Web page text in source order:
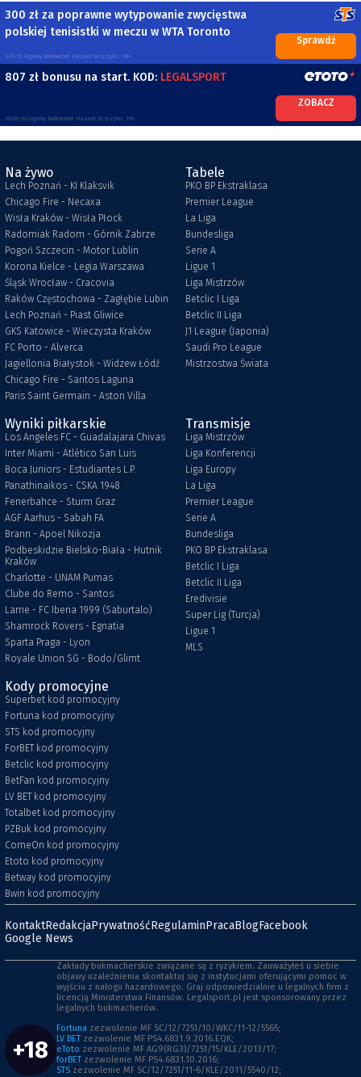
300 zł za poprawne wytypowanie zwycięstwa
polskiej tenisistki w meczu w WTA Toronto
STS to legalny bukmacher. Hazard to ryzyko. 18+
Sprawdź
807 zł bonusu na start. KOD: LEGALSPORT
eToto to legalny bukmacher. Hazard to ryzyko. 18+
ZOBACZ
Na żywo
Lech Poznań - KI Klaksvik
Chicago Fire - Necaxa
Wisła Kraków - Wisła Płock
Radomiak Radom - Górnik Zabrze
Pogoń Szczecin - Motor Lublin
Korona Kielce - Legia Warszawa
Śląsk Wrocław - Cracovia
Raków Częstochowa - Zagłębie Lubin
Lech Poznań - Piast Gliwice
GKS Katowice - Wieczysta Kraków
FC Porto - Alverca
Jagiellonia Białystok - Widzew Łódź
Chicago Fire - Santos Laguna
Paris Saint Germain - Aston Villa
Tabele
PKO BP Ekstraklasa
Premier League
La Liga
Bundesliga
Serie A
Ligue 1
Liga Mistrzów
Betclic I Liga
Betclic II Liga
J1 League (Japonia)
Saudi Pro League
Mistrzostwa Świata
Wyniki piłkarskie
Los Angeles FC - Guadalajara Chivas
Inter Miami - Atlético San Luis
Boca Juniors - Estudiantes L.P.
Panathinaikos - CSKA 1948
Fenerbahce - Sturm Graz
AGF Aarhus - Sabah FA
Brann - Apoel Nikozja
Podbeskidzie Bielsko-Biała - Hutnik
Kraków
Charlotte - UNAM Pumas
Clube do Remo - Santos
Larne - FC Iberia 1999 (Saburtalo)
Shamrock Rovers - Egnatia
Sparta Praga - Lyon
Royale Union SG - Bodo/Glimt
Transmisje
Liga Mistrzów
Liga Konferencji
Liga Europy
La Liga
Premier League
Serie A
Bundesliga
PKO BP Ekstraklasa
Betclic I Liga
Betclic II Liga
Eredivisie
Super Lig (Turcja)
Ligue 1
MLS
Kody promocyjne
Superbet kod promocyjny
Fortuna kod promocyjny
STS kod promocyjny
ForBET kod promocyjny
Betclic kod promocyjny
BetFan kod promocyjny
LV BET kod promocyjny
Totalbet kod promocyjny
PZBuk kod promocyjny
ComeOn kod promocyjny
Etoto kod promocyjny
Betway kod promocyjny
Bwin kod promocyjny
KontaktRedakcjaPrywatnośćRegulaminPracaBlogFacebook
Google News
+18
Zakłady bukmacherskie związane są z ryzykiem. Zauważyłeś u siebie
objawy uzależnienia skontaktuj się z instytucjami oferującymi pomoc w
wyjściu z nałogu hazardowego. Graj odpowiedzialnie u legalnych firm z
licencją Ministerstwa Finansów. Legalsport.pl jest sponsorowany przez
legalnych bukmacherów.
Fortuna zezwolenie MF SC/12/7251/10/WKC/11-12/5565;
LV BET zezwolenie MF PS4.6831.9.2016.EQK;
eToto zezwolenie MF AG9(RG3)/7251/15/KLE/2013/17;
forBET zezwolenie MF PS4.6831.10.2016;
STS zezwolenie MF SC/12/7251/11-6/KLE/2011/5540/12;